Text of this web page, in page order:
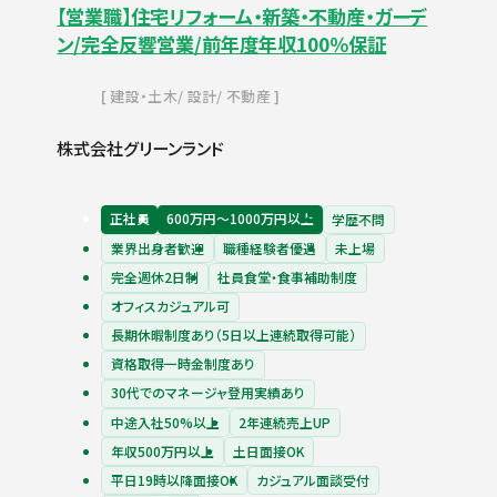
【営業職】住宅リフォーム・新築・不動産・ガーデ
ン/完全反響営業/前年度年収100％保証
建設・土木 設計 不動産
株式会社グリーンランド
正社員 600万円〜1000万円以上
学歴不問
業界出身者歓迎
職種経験者優遇
未上場
完全週休2日制
社員食堂・食事補助制度
オフィスカジュアル可
長期休暇制度あり（5日以上連続取得可能）
資格取得一時金制度あり
30代でのマネージャ登用実績あり
中途入社50%以上
2年連続売上UP
年収500万円以上
土日面接OK
平日19時以降面接OK
カジュアル面談受付